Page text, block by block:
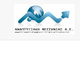
content